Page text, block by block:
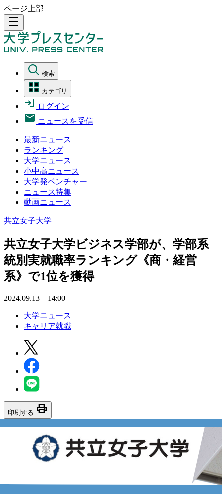
ページ上部
density_medium
検索
カテゴリ
ログイン
ニュースを受信
最新ニュース
ランキング
大学ニュース
小中高ニュース
大学発ベンチャー
ニュース特集
動画ニュース
共立女子大学
共立女子大学ビジネス学部が、学部系
統別実就職率ランキング《商・経営
系》で1位を獲得
2024.09.13 14:00
大学ニュース
キャリア就職
印刷する print